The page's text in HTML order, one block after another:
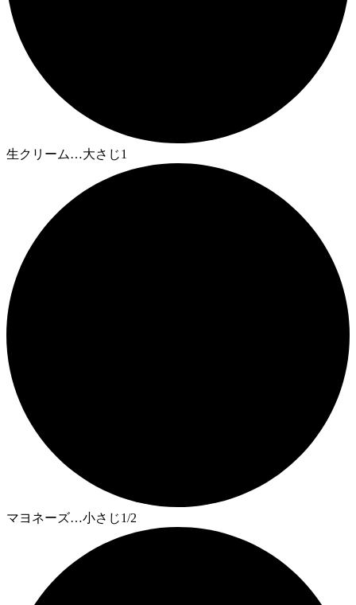
生クリーム…大さじ1
マヨネーズ…小さじ1/2